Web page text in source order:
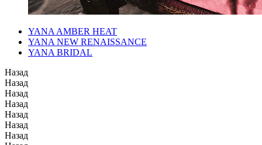
YANA AMBER HEAT
YANA NEW RENAISSANCE
YANA BRIDAL
Назад
Назад
Назад
Назад
Назад
Назад
Назад